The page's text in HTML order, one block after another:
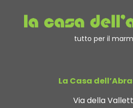
tutto per il
La Casa
Via della